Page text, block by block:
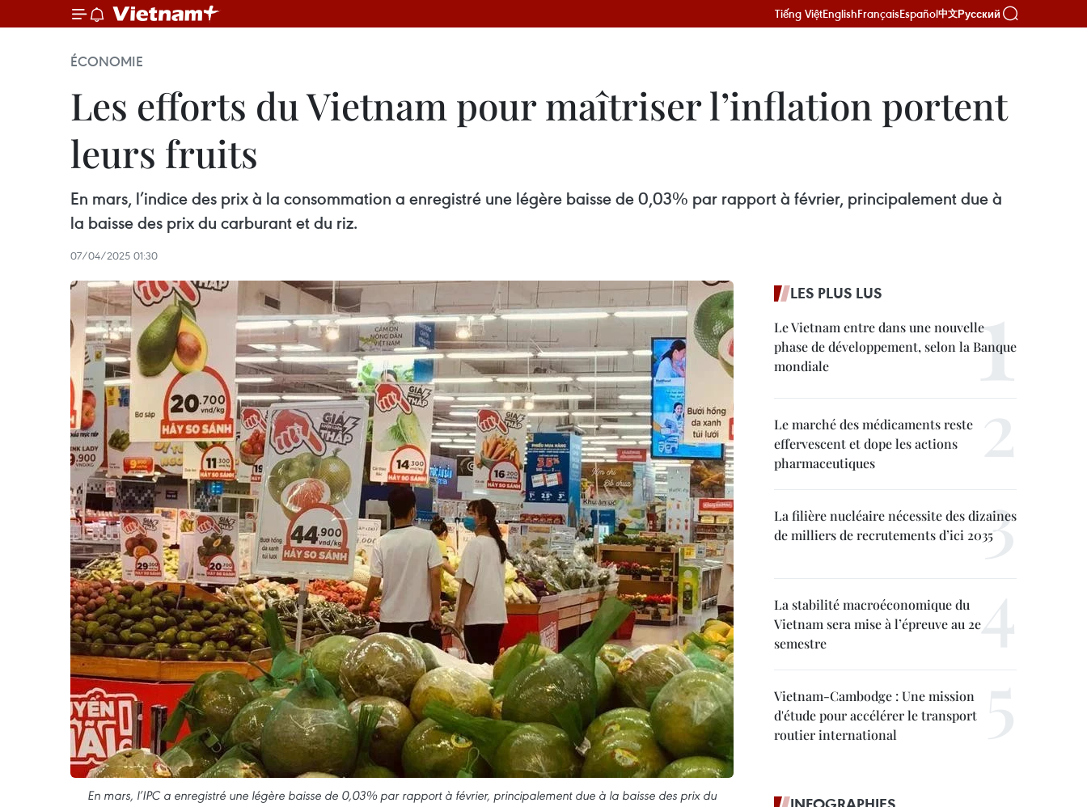
Tiếng ViệtEnglishFrançaisEspañol中文Русский
ÉCONOMIE
Les efforts du Vietnam pour maîtriser l’inflation portent
leurs fruits
En mars, l’indice des prix à la consommation a enregistré une légère baisse de 0,03% par rapport à février, principalement due à
la baisse des prix du carburant et du riz.
07/04/2025 01:30
En mars, l’IPC a enregistré une légère baisse de 0,03% par rapport à février, principalement due à la baisse des prix du
LES PLUS LUS
Le Vietnam entre dans une nouvelle
phase de développement, selon la Banque
mondiale
Le marché des médicaments reste
effervescent et dope les actions
pharmaceutiques
La filière nucléaire nécessite des dizaines
de milliers de recrutements d’ici 2035
La stabilité macroéconomique du
Vietnam sera mise à l’épreuve au 2e
semestre
Vietnam-Cambodge : Une mission
d'étude pour accélérer le transport
routier international